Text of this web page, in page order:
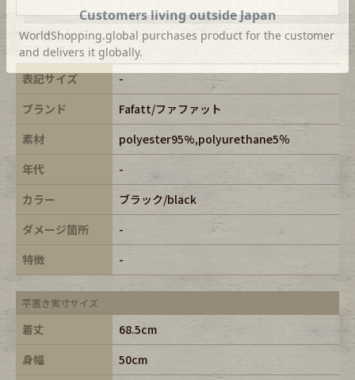
表記サイズ
-
ブランド
Fafatt/ファファット
素材
polyester95%,polyurethane5％
年代
-
カラー
ブラック/black
ダメージ箇所
-
特徴
-
平置き実寸サイズ
着丈
68.5cm
身幅
50cm